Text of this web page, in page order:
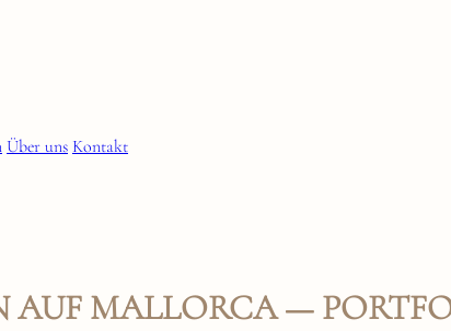
Über uns Kontakt
AUF MALLORCA —